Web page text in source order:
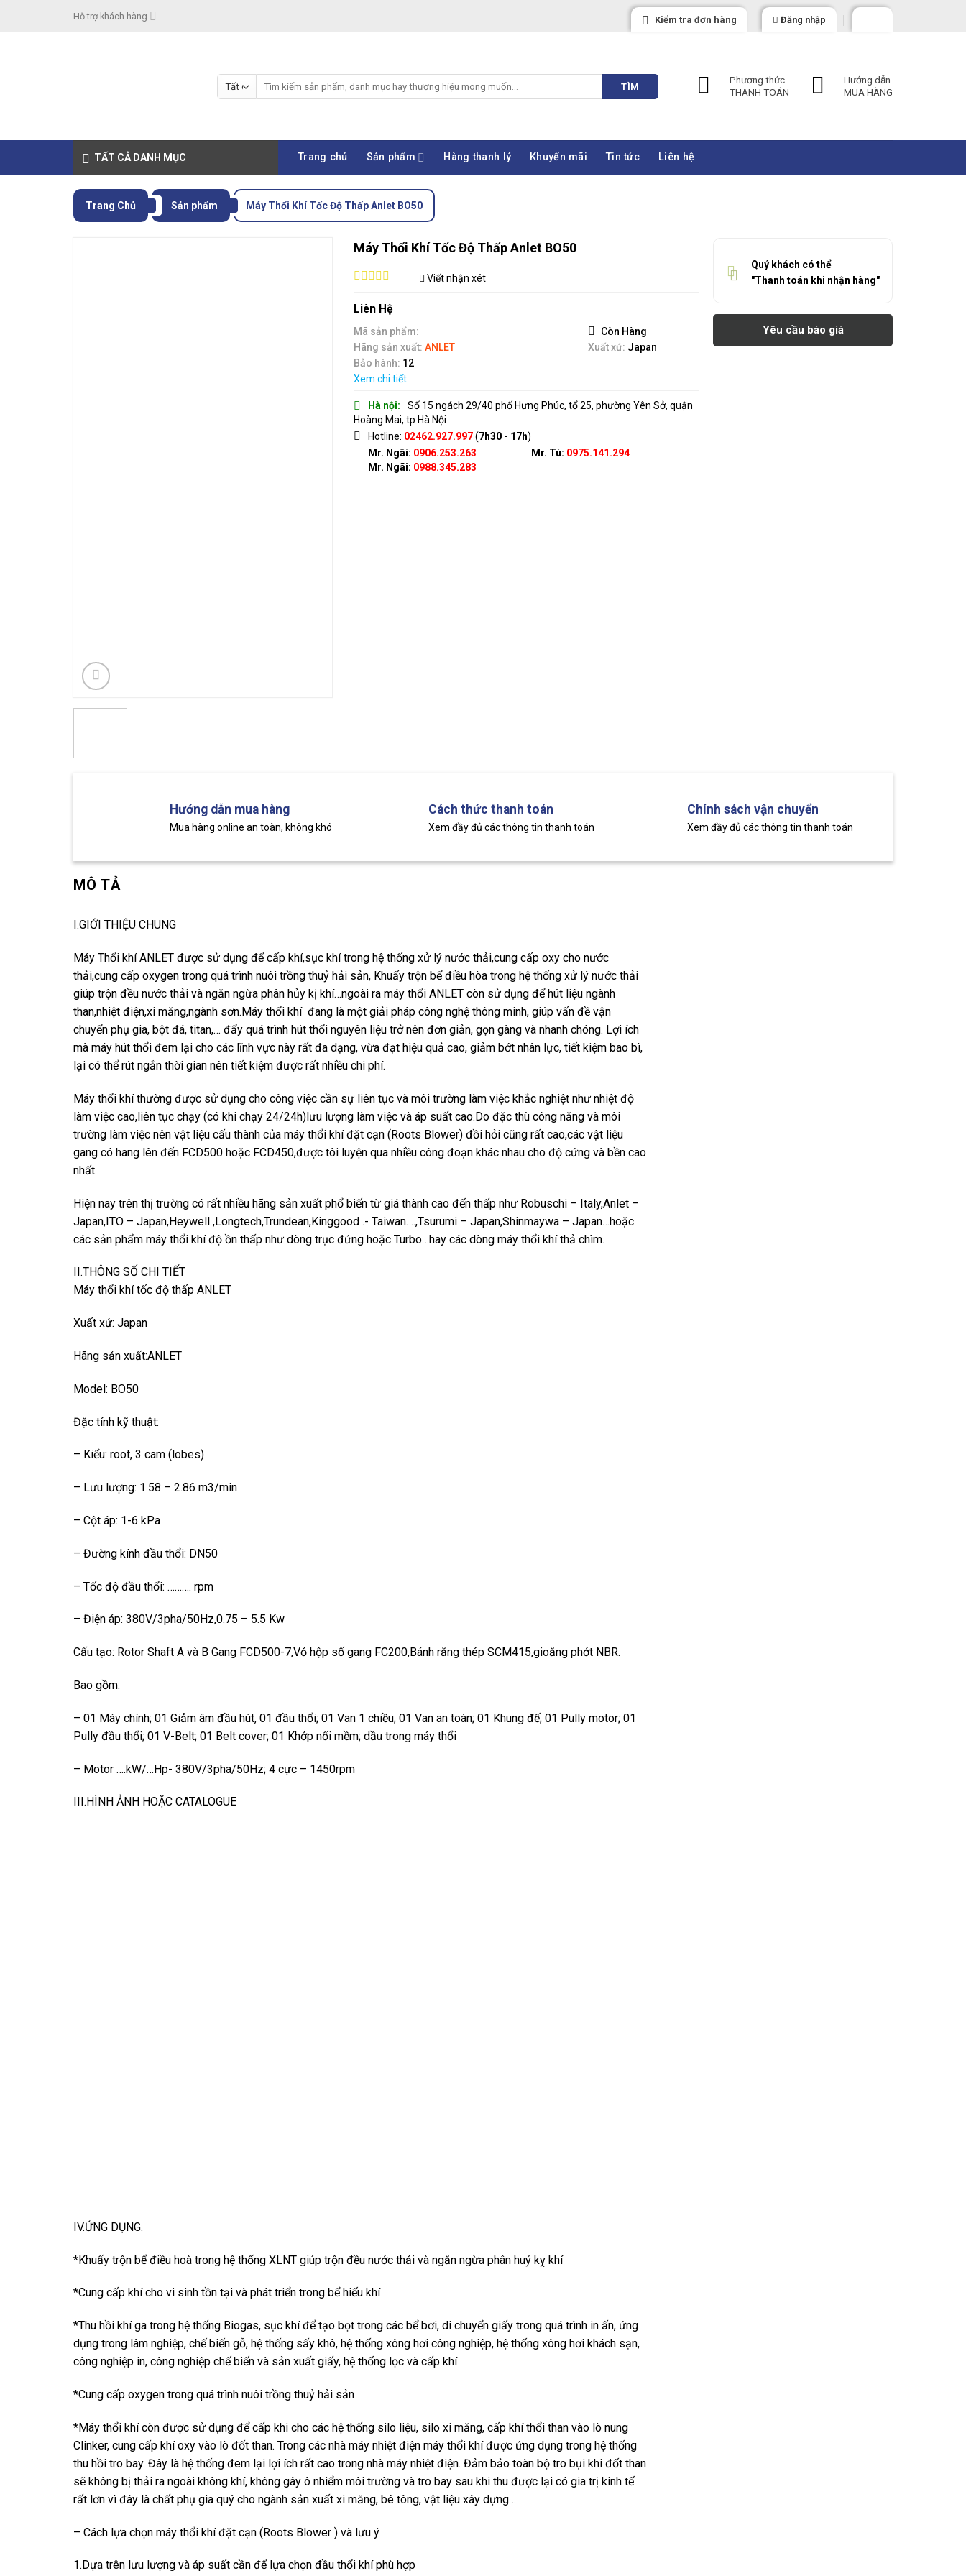
Hỗ trợ khách hàng Kiểm tra đơn hàng Đăng nhập
kiếm:
TÌM
Phương thức
THANH TOÁN
Hướng dẫn
MUA HÀNG
TẤT CẢ DANH MỤC Trang chủ Sản phẩm Hàng thanh lý Khuyến mãi Tin tức Liên hệ
Trang Chủ Sản phẩm Máy Thổi Khí Tốc Độ Thấp Anlet BO50
Máy Thổi Khí Tốc Độ Thấp Anlet BO50
out
of
5
Viết nhận xét
Liên Hệ
Mã sản phẩm:
Còn Hàng
Hãng sản xuất: ANLET Xuất xứ: Japan
Bảo hành: 12
Xem chi tiết
Hà nội:
Số 15 ngách 29/40 phố Hưng Phúc, tổ 25, phường Yên Sở, quận
Hoàng Mai, tp Hà Nội
Hotline: 02462.927.997(7h30 - 17h)
Mr. Ngãi: 0906.253.263
Mr. Ngãi: 0988.345.283
Mr. Tú: 0975.141.294
Quý khách có thể
"Thanh toán khi nhận hàng"
Yêu cầu báo giá
Hướng dẫn mua hàng
Mua hàng online an toàn, không khó
Cách thức thanh toán
Xem đầy đủ các thông tin thanh toán
Chính sách vận chuyển
Xem đầy đủ các thông tin thanh toán
MÔ TẢ
I.GIỚI THIỆU CHUNG
Máy Thổi khí ANLET được sử dụng để cấp khí,sục khí trong hệ thống xử lý nước thải,cung cấp oxy cho nước
thải,cung cấp oxygen trong quá trình nuôi trồng thuỷ hải sản, Khuấy trộn bể điều hòa trong hệ thống xử lý nước thải
giúp trộn đều nước thải và ngăn ngừa phân hủy kị khí…ngoài ra máy thổi ANLET còn sử dụng để hút liệu ngành
than,nhiệt điện,xi măng,ngành sơn.Máy thổi khí đang là một giải pháp công nghệ thông minh, giúp vấn đề vận
chuyển phụ gia, bột đá, titan,… đẩy quá trình hút thổi nguyên liệu trở nên đơn giản, gọn gàng và nhanh chóng. Lợi ích
mà máy hút thổi đem lại cho các lĩnh vực này rất đa dạng, vừa đạt hiệu quả cao, giảm bớt nhân lực, tiết kiệm bao bì,
lại có thể rút ngắn thời gian nên tiết kiệm được rất nhiều chi phí.
Máy thổi khí thường được sử dụng cho công việc cần sự liên tục và môi trường làm việc khắc nghiệt như nhiệt độ
làm việc cao,liên tục chạy (có khi chạy 24/24h)lưu lượng làm việc và áp suất cao.Do đặc thù công năng và môi
trường làm việc nên vật liệu cấu thành của máy thổi khí đặt cạn (Roots Blower) đồi hỏi cũng rất cao,các vật liệu
gang có hang lên đến FCD500 hoặc FCD450,được tôi luyện qua nhiều công đoạn khác nhau cho độ cứng và bền cao
nhất.
Hiện nay trên thị trường có rất nhiều hãng sản xuất phổ biến từ giá thành cao đến thấp như Robuschi – Italy,Anlet –
Japan,ITO – Japan,Heywell ,Longtech,Trundean,Kinggood .- Taiwan….,Tsurumi – Japan,Shinmaywa – Japan…hoặc
các sản phẩm máy thổi khí độ ồn thấp như dòng trục đứng hoặc Turbo…hay các dòng máy thổi khí thả chìm.
II.THÔNG SỐ CHI TIẾT
Máy thổi khí tốc độ thấp ANLET
Xuất xứ: Japan
Hãng sản xuất:ANLET
Model: BO50
Đặc tính kỹ thuật:
– Kiểu: root, 3 cam (lobes)
– Lưu lượng: 1.58 – 2.86 m3/min
– Cột áp: 1-6 kPa
– Đường kính đầu thổi: DN50
– Tốc độ đầu thổi: ………. rpm
– Điện áp: 380V/3pha/50Hz,0.75 – 5.5 Kw
Cấu tạo: Rotor Shaft A và B Gang FCD500-7,Vỏ hộp số gang FC200,Bánh răng thép SCM415,gioăng phớt NBR.
Bao gồm:
– 01 Máy chính; 01 Giảm âm đầu hút, 01 đầu thổi; 01 Van 1 chiều; 01 Van an toàn; 01 Khung đế; 01 Pully motor; 01
Pully đầu thổi; 01 V-Belt; 01 Belt cover; 01 Khớp nối mềm; dầu trong máy thổi
– Motor ….kW/…Hp- 380V/3pha/50Hz; 4 cực – 1450rpm
III.HÌNH ẢNH HOẶC CATALOGUE
IV.ỨNG DỤNG:
*Khuấy trộn bể điều hoà trong hệ thống XLNT giúp trộn đều nước thải và ngăn ngừa phân huỷ kỵ khí
*Cung cấp khí cho vi sinh tồn tại và phát triển trong bể hiếu khí
*Thu hồi khí ga trong hệ thống Biogas, sục khí để tạo bọt trong các bể bơi, di chuyển giấy trong quá trình in ấn, ứng
dụng trong lâm nghiệp, chế biến gỗ, hệ thống sấy khô, hệ thống xông hơi công nghiệp, hệ thống xông hơi khách sạn,
công nghiệp in, công nghiệp chế biến và sản xuất giấy, hệ thống lọc và cấp khí
*Cung cấp oxygen trong quá trình nuôi trồng thuỷ hải sản
*Máy thổi khí còn được sử dụng để cấp khi cho các hệ thống silo liệu, silo xi măng, cấp khí thổi than vào lò nung
Clinker, cung cấp khí oxy vào lò đốt than. Trong các nhà máy nhiệt điện máy thổi khí được ứng dụng trong hệ thống
thu hồi tro bay. Đây là hệ thống đem lại lợi ích rất cao trong nhà máy nhiệt điện. Đảm bảo toàn bộ tro bụi khi đốt than
sẽ không bị thải ra ngoài không khí, không gây ô nhiểm môi trường và tro bay sau khi thu được lại có gia trị kinh tế
rất lơn vì đây là chất phụ gia quý cho ngành sản xuất xi măng, bê tông, vật liệu xây dựng…
– Cách lựa chọn máy thổi khí đặt cạn (Roots Blower ) và lưu ý
1.Dựa trên lưu lượng và áp suất cần để lựa chọn đầu thổi khí phù hợp